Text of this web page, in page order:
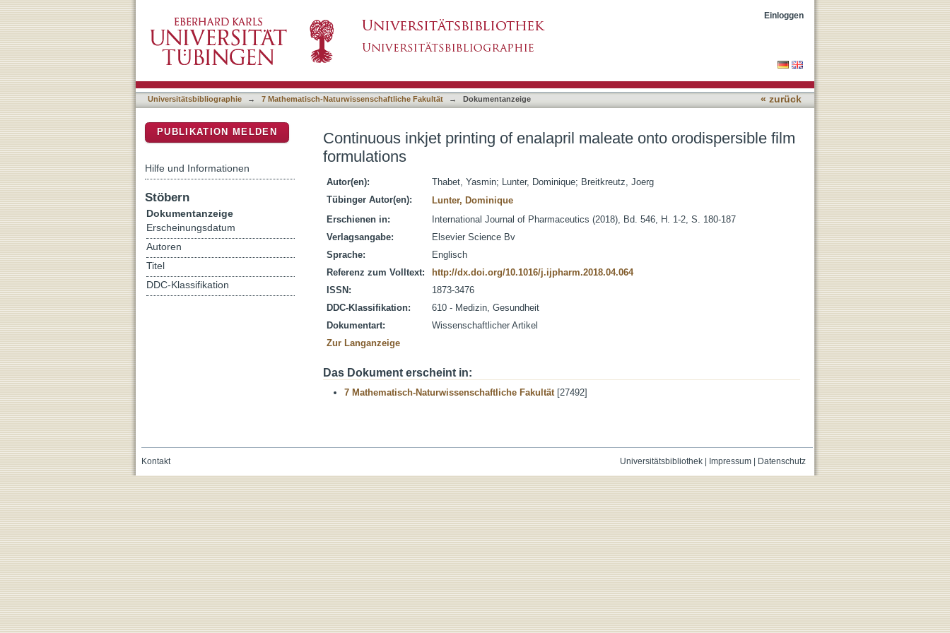
Einloggen
Universitätsbibliographie → 7 Mathematisch-Naturwissenschaftliche Fakultät → Dokumentanzeige « zurück
Continuous inkjet printing of enalapril maleate onto orodispersible film
formulations
Autor(en): Thabet, Yasmin; Lunter, Dominique; Breitkreutz, Joerg
Tübinger Autor(en):
Lunter, Dominique
Erschienen in:
International Journal of Pharmaceutics (2018), Bd. 546, H. 1-2, S. 180-187
Verlagsangabe:
Elsevier Science Bv
Sprache:
Englisch
Referenz zum Volltext:
http://dx.doi.org/10.1016/j.ijpharm.2018.04.064
ISSN:
1873-3476
DDC-Klassifikation:
610 - Medizin, Gesundheit
Dokumentart:
Wissenschaftlicher Artikel
Zur Langanzeige
Das Dokument erscheint in:
7 Mathematisch-Naturwissenschaftliche Fakultät[27492]
PUBLIKATION MELDEN
Hilfe und Informationen
Stöbern
Dokumentanzeige
Erscheinungsdatum
Autoren
Titel
DDC-Klassifikation
Universitätsbibliothek| Impressum| Datenschutz
Kontakt